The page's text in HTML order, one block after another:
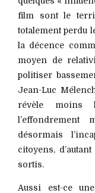
film sont le
totalement perdu
la décence
moyen de
politiser
Jean-Luc
révèle moins
désormais
citoyens,
sortis.
Aussi est-ce